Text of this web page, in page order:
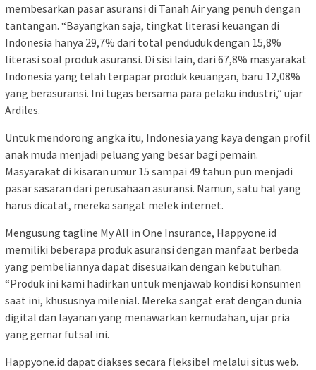
membesarkan pasar asuransi di Tanah Air yang penuh dengan
tantangan. “Bayangkan saja, tingkat literasi keuangan di
Indonesia hanya 29,7% dari total penduduk dengan 15,8%
literasi soal produk asuransi. Di sisi lain, dari 67,8% masyarakat
Indonesia yang telah terpapar produk keuangan, baru 12,08%
yang berasuransi. Ini tugas bersama para pelaku industri,” ujar
Ardiles.
Untuk mendorong angka itu, Indonesia yang kaya dengan profil
anak muda menjadi peluang yang besar bagi pemain.
Masyarakat di kisaran umur 15 sampai 49 tahun pun menjadi
pasar sasaran dari perusahaan asuransi. Namun, satu hal yang
harus dicatat, mereka sangat melek internet.
Mengusung tagline My All in One Insurance, Happyone.id
memiliki beberapa produk asuransi dengan manfaat berbeda
yang pembeliannya dapat disesuaikan dengan kebutuhan.
“Produk ini kami hadirkan untuk menjawab kondisi konsumen
saat ini, khususnya milenial. Mereka sangat erat dengan dunia
digital dan layanan yang menawarkan kemudahan, ujar pria
yang gemar futsal ini.
Happyone.id dapat diakses secara fleksibel melalui situs web.